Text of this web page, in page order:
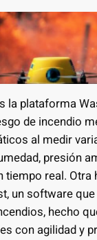
la plataforma
de incendio
al medir
presión
tiempo real. Otra
un software
hecho
con agilidad y